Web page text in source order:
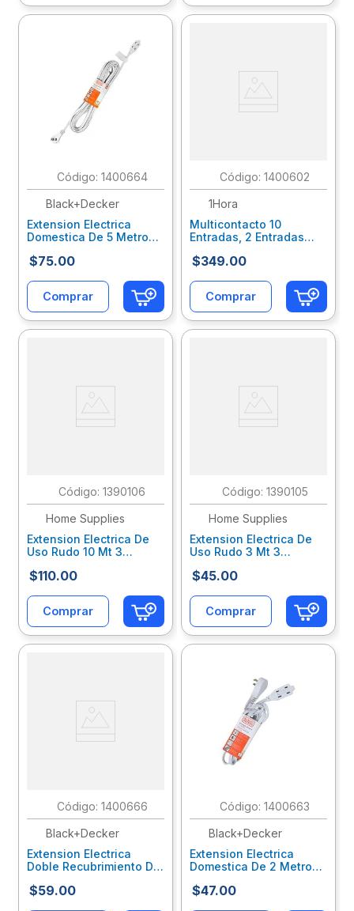
: 1400664
Black+Decker
Extension Electrica
Domestica De 5 Metros
Bdxeemtwec5
$75.00
Comprar
: 1400602
1Hora
Multicontacto 10
Entradas, 2 Entradas
Con Interruptor 16Awg,
Mct002
$349.00
Comprar
: 1390106
Home Supplies
Extension Electrica De
Uso Rudo 10 Mt 3
Xn11
$110.00
Comprar
: 1390105
Home Supplies
Extension Electrica De
Uso Rudo 3 Mt 3
Xn3
$45.00
Comprar
: 1400666
Black+Decker
Extension Electrica
Doble Recubrimiento De
Bdxeemtnec3
$59.00
: 1400663
Black+Decker
Extension Electrica
Domestica De 2 Metros
Bdxeemtwec2
$47.00